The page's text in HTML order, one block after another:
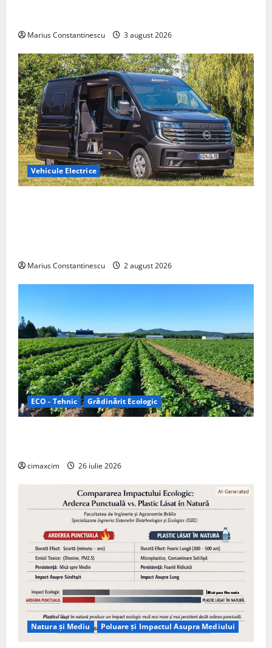
Marius Constantinescu 3 august 2026
Vehicule Electrice
Marius Constantinescu 2 august 2026
ECO - Tehnic Grădinărit Ecologic
cimaxcim 26 iulie 2026
Natura și Mediu Poluare și Impactul Asupra Mediului